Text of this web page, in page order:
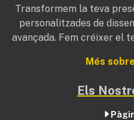
Transformem la teva
personalitzades de
avançada. Fem créixer el
Més
Els